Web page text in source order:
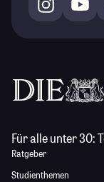
Für alle unter 30:
Ratgeber
Studienthemen